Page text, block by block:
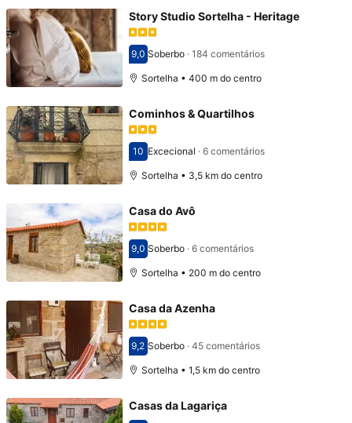
Story Studio Sortelha - Heritage
Pontuado com 9,0
9,0 Soberbo· 184 comentários
Sortelha • 400 m do centro
Cominhos & Quartilhos
Pontuado com 10
10 Excecional · 6 comentários
Sortelha • 3,5 km do centro
Casa do Avô
Pontuado com 9,0
9,0 Soberbo· 6 comentários
Sortelha • 200 m do centro
Casa da Azenha
Pontuado com 9,2
9,2 Soberbo· 45 comentários
Sortelha • 1,5 km do centro
Casas da Lagariça